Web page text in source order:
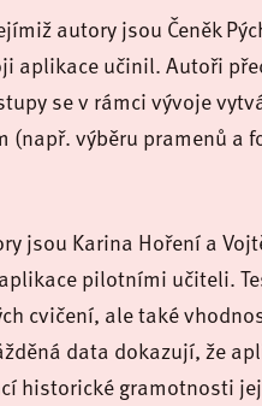
autory jsou Čeněk
aplikace učinil. Autoři
se v rámci vývoje
(např. výběru pramenů
jsou Karina Hoření a
pilotními učiteli.
cvičení, ale také
data dokazují, že
historické gramotnosti